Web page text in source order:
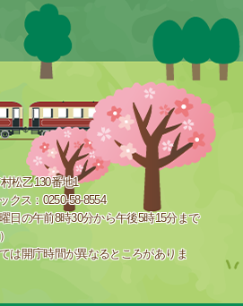
松乙130番地1
クス：0250-58-8554
日の午前8時30分から午後5時15分まで
は開庁時間が異なるところがありま